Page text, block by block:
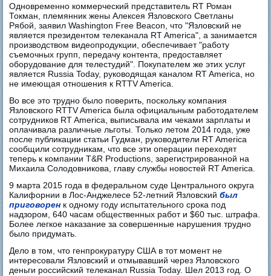
Одновременно коммерческий представитель RT Роман
Токман, племянник жены Алексея Язловского Светланы
Рябой, заявил Washington Free Beacon, что "Язловский не
является президентом телеканала RT America", а занимается
производством видеопродукции, обеспечивает "работу
съемочных групп, передачу контента, предоставляет
оборудование для телестудий". Покупателем же этих услуг
является Russia Today, руководящая каналом RT America, но
не имеющая отношения к RTTV America.
Во все это трудно было поверить, поскольку компания
Язловского RTTV America была официальным работодателем
сотрудников RT America, выписывала им чеками зарплаты и
оплачивала различные льготы. Только летом 2014 года, уже
после публикации статьи Гудман, руководители RT America
сообщили сотрудникам, что все эти операции переходят
теперь к компании T&R Productions, зарегистрированной на
Михаила Солодовникова, главу службы новостей RT America.
9 марта 2015 года в федеральном суде Центрального округа
Калифорнии в Лос-Анджелесе 52-летний Язловскийбыл
приговорен к одному году испытательного срока под
надзором, 640 часам общественных работ и $60 тыс. штрафа.
Более легкое наказание за совершенные нарушения трудно
было придумать.
Дело в том, что генпрокуратуру США в тот момент не
интересовали Язловский и отмывавший через Язловского
деньги российский телеканал Russia Today. Шел 2013 год. О